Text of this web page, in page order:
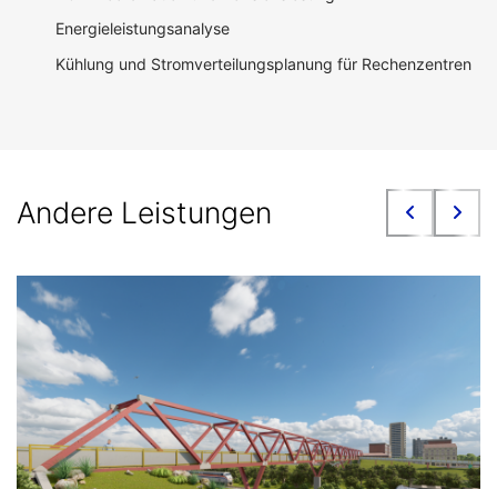
Energieleistungsanalyse
Kühlung und Stromverteilungsplanung für Rechenzentren
Andere Leistungen